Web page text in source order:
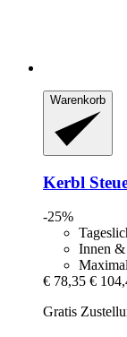
Warenkorb
Kerbl
-25%
Innen &
€ 78,35 €
Gratis